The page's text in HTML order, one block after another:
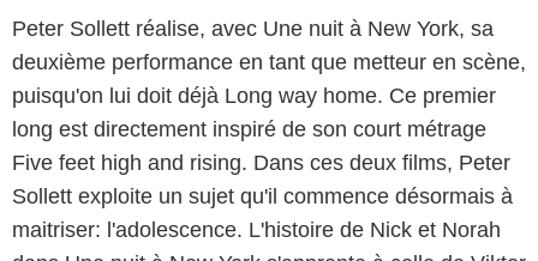
Peter Sollett réalise, avec Une nuit à New York, sa
deuxième performance en tant que metteur en scène,
puisqu'on lui doit déjà Long way home. Ce premier
long est directement inspiré de son court métrage
Five feet high and rising. Dans ces deux films, Peter
Sollett exploite un sujet qu'il commence désormais à
maitriser: l'adolescence. L'histoire de Nick et Norah